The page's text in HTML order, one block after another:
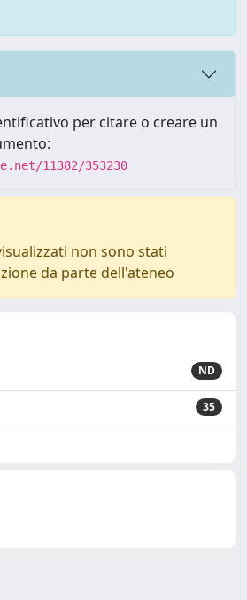
per citare o creare un
11382/353230
non sono stati
da parte dell'ateneo
ND
35